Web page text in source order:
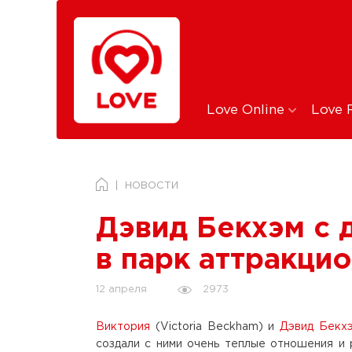
Love Online Love
НОВОСТИ
Дэвид Бекхэм с
в парк
12 апреля 2973
Виктория (Victoria Beckham) и Дэвид
создали с ними очень теплые отношения и